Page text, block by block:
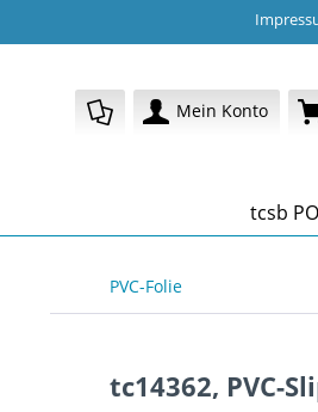
Mein Konto
tcsb
PVC-Folie
tc14362, PVC-